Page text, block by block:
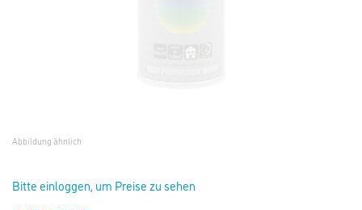
Abbildung ähnlich
Bitte einloggen, um Preise zu sehen